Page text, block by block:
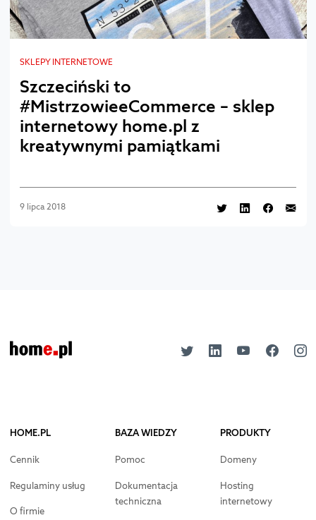
SKLEPY INTERNETOWE
Szczeciński to
#MistrzowieeCommerce – sklep
internetowy home.pl z
kreatywnymi pamiątkami
9 lipca 2018
HOME.PL
Cennik
Regulaminy usług
O firmie
BAZA WIEDZY
Pomoc
Dokumentacja
techniczna
PRODUKTY
Domeny
Hosting
internetowy